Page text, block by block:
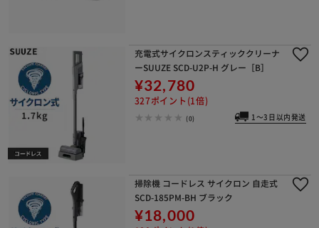
充電式サイクロンスティッククリーナ
ーSUUZE SCD-U2P-H グレー［B］
¥32,780
327ポイント(1倍)
(0) 1～3日以内発送
掃除機 コードレス サイクロン 自走式
SCD-185PM-BH ブラック
¥18,000